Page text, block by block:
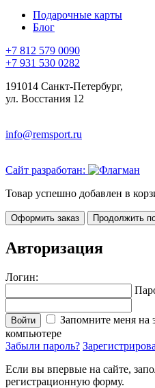
Подарочные карты
Блог
+7 812 579 0090
+7 931 530 0282
191014 Санкт-Петербург,
ул. Восстания 12
info@remsport.ru
Сайт разработан:
Товар успешно добавлен в
Оформить заказ Продолжить
Авторизация
Логин:
Войти
Запомните меня на
компьютере
Забыли пароль?
Если вы впервые на сайте,
регистрационную форму.